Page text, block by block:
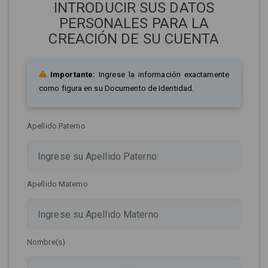
INTRODUCIR SUS DATOS
PERSONALES PARA LA
CREACIÓN DE SU CUENTA
Importante: Ingrese la información exactamente
como figura en su Documento de Identidad.
Apellido Paterno
Apellido Materno
Nombre(s)